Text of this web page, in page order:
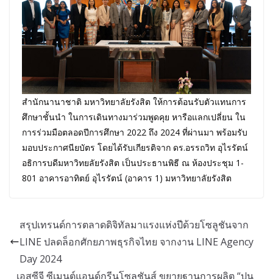
สำนักนานาชาติ มหาวิทยาลัยรังสิต ให้การต้อนรับตัวแทนการ
ศึกษาชั้นนำ ในการเดินทางมาร่วมพูดคุย หารือแลกเปลี่ยน ใน
การร่วมมือตลอดปีการศึกษา 2022 ถึง 2024 ที่ผ่านมา พร้อมรับ
มอบประกาศนียบัตร โดยได้รับเกียรติจาก ดร.อรรถวิท อุไรรัตน์
อธิการบดีมหาวิทยลัยรังสิต เป็นประธานพิธี ณ ห้องประชุม 1-
801 อาคารอาทิตย์ อุไรรัตน์ (อาคาร 1) มหาวิทยาลัยรังสิต
สรุปเทรนด์การตลาดดิจิทัลมาแรงแห่งปีด้วยโซลูชันจาก
LINE ปลดล็อกศักยภาพธุรกิจไทย จากงาน LINE Agency
Day 2024
เอสซีจี ซีเมนต์แอนด์กรีนโซลูชันส์ ขยายฐานการผลิต “ปูน